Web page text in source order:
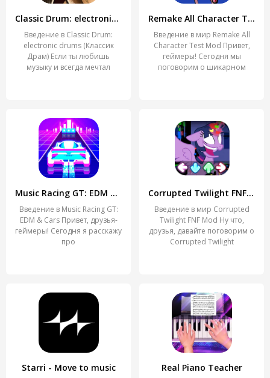
Classic Drum: electronic drums
Введение в Classic Drum:
electronic drums (Классик
Драм) Если ты любишь
музыку и всегда мечтал
Remake All Character Test Mod
Введение в мир Remake All
Character Test Mod Привет,
геймеры! Сегодня мы
поговорим о шикарном
Music Racing GT: EDM & Cars
Введение в Music Racing GT:
EDM & Cars Привет, друзья-
геймеры! Сегодня я расскажу
про
Corrupted Twilight FNF Mod
Введение в мир Corrupted
Twilight FNF Mod Ну что,
друзья, давайте поговорим о
Corrupted Twilight
Starri - Move to music Real Piano Teacher